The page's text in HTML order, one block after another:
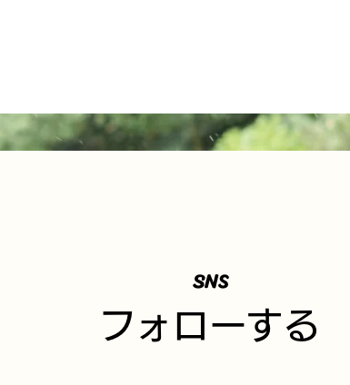
SNS
​フォローする